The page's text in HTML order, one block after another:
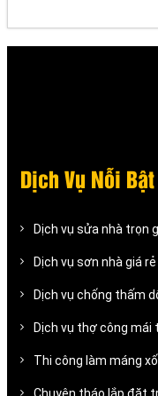
Dịch Vụ Nỗi Bật
Dịch vụ sửa nhà trọn
Dịch vụ sơn nhà giá rẻ
Dịch vụ chống thấm
Dịch vụ thợ công mái
Thi công làm máng